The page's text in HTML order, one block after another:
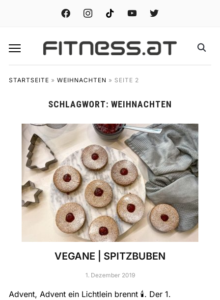
facebook instagramtiktok youtube twitter
STARTSEITE » WEIHNACHTEN » SEITE 2
SCHLAGWORT: WEIHNACHTEN
VEGANE | SPITZBUBEN
1. Dezember 2019
Advent, Advent ein Lichtlein brennt 🕯. Der 1.